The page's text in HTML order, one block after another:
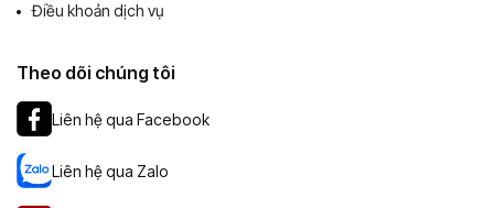
Điều khoản dịch vụ
Theo dõi chúng tôi
Liên hệ qua Facebook
Liên hệ qua Zalo